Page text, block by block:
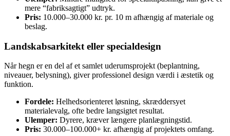
mere “fabriksagtigt” udtryk.
Pris: 10.000–30.000 kr. pr. 10 m afhængig af materiale og
beslag.
Landskabsarkitekt eller specialdesign
Når hegn er en del af et samlet uderumsprojekt (beplantning,
niveauer, belysning), giver professionel design værdi i æstetik og
funktion.
Fordele: Helhedsorienteret løsning, skræddersyet
materialevalg, ofte bedre langsigtet resultat.
Ulemper: Dyrere, kræver længere planlægningstid.
Pris: 30.000–100.000+ kr. afhængig af projektets omfang.